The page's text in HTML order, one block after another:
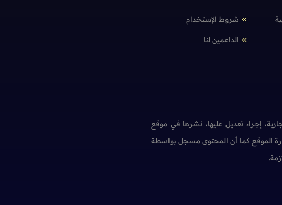
شروط الإستخدام
الداعمين لنا
إجراء تعديل عليها، نشرها في موقع
الموقع كما أن المحتوى مسجل بواسطة